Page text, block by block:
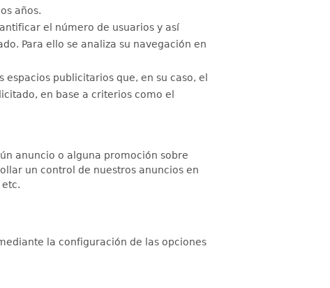
años.
el número de usuarios y así
Para ello se analiza su navegación en
publicitarios que, en su caso, el
en base a criterios como el
anuncio o alguna promoción sobre
un control de nuestros anuncios en
la configuración de las opciones